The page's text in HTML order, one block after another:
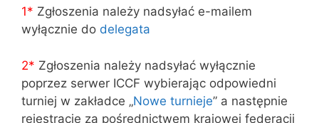
1* Zgłoszenia należy nadsyłać e-mailem
wyłącznie do delegata
2* Zgłoszenia należy nadsyłać wyłącznie
poprzez serwer ICCF wybierając odpowiedni
turniej w zakładce „Nowe turnieje” a następnie
rejestrację za pośrednictwem krajowej federacji